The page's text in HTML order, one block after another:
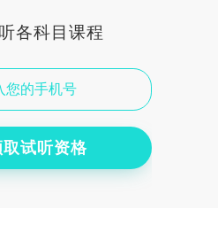
各科目课程
试听资格